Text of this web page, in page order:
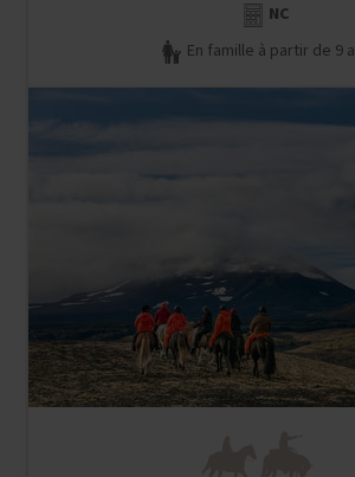
NC
En famille à partir de 9